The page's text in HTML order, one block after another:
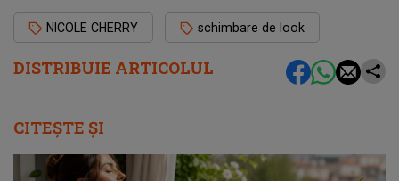
DISTRIBUIE ARTICOLUL
NICOLE CHERRY schimbare de look
CITEȘTE ȘI